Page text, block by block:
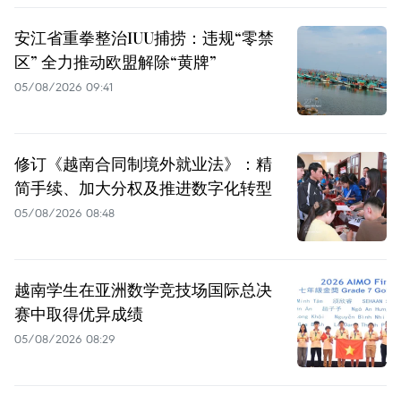
安江省重拳整治IUU捕捞：违规“零禁
区” 全力推动欧盟解除“黄牌”
05/08/2026 09:41
修订《越南合同制境外就业法》：精
简手续、加大分权及推进数字化转型
05/08/2026 08:48
越南学生在亚洲数学竞技场国际总决
赛中取得优异成绩
05/08/2026 08:29